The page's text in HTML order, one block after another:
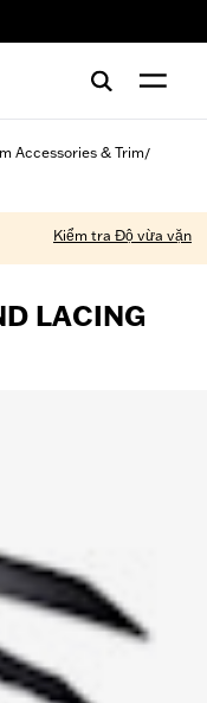
Accessories & Trim/
Kiểm tra Độ vừa vặn
LACING